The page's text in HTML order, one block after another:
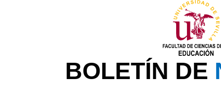
BOLETÍN DE